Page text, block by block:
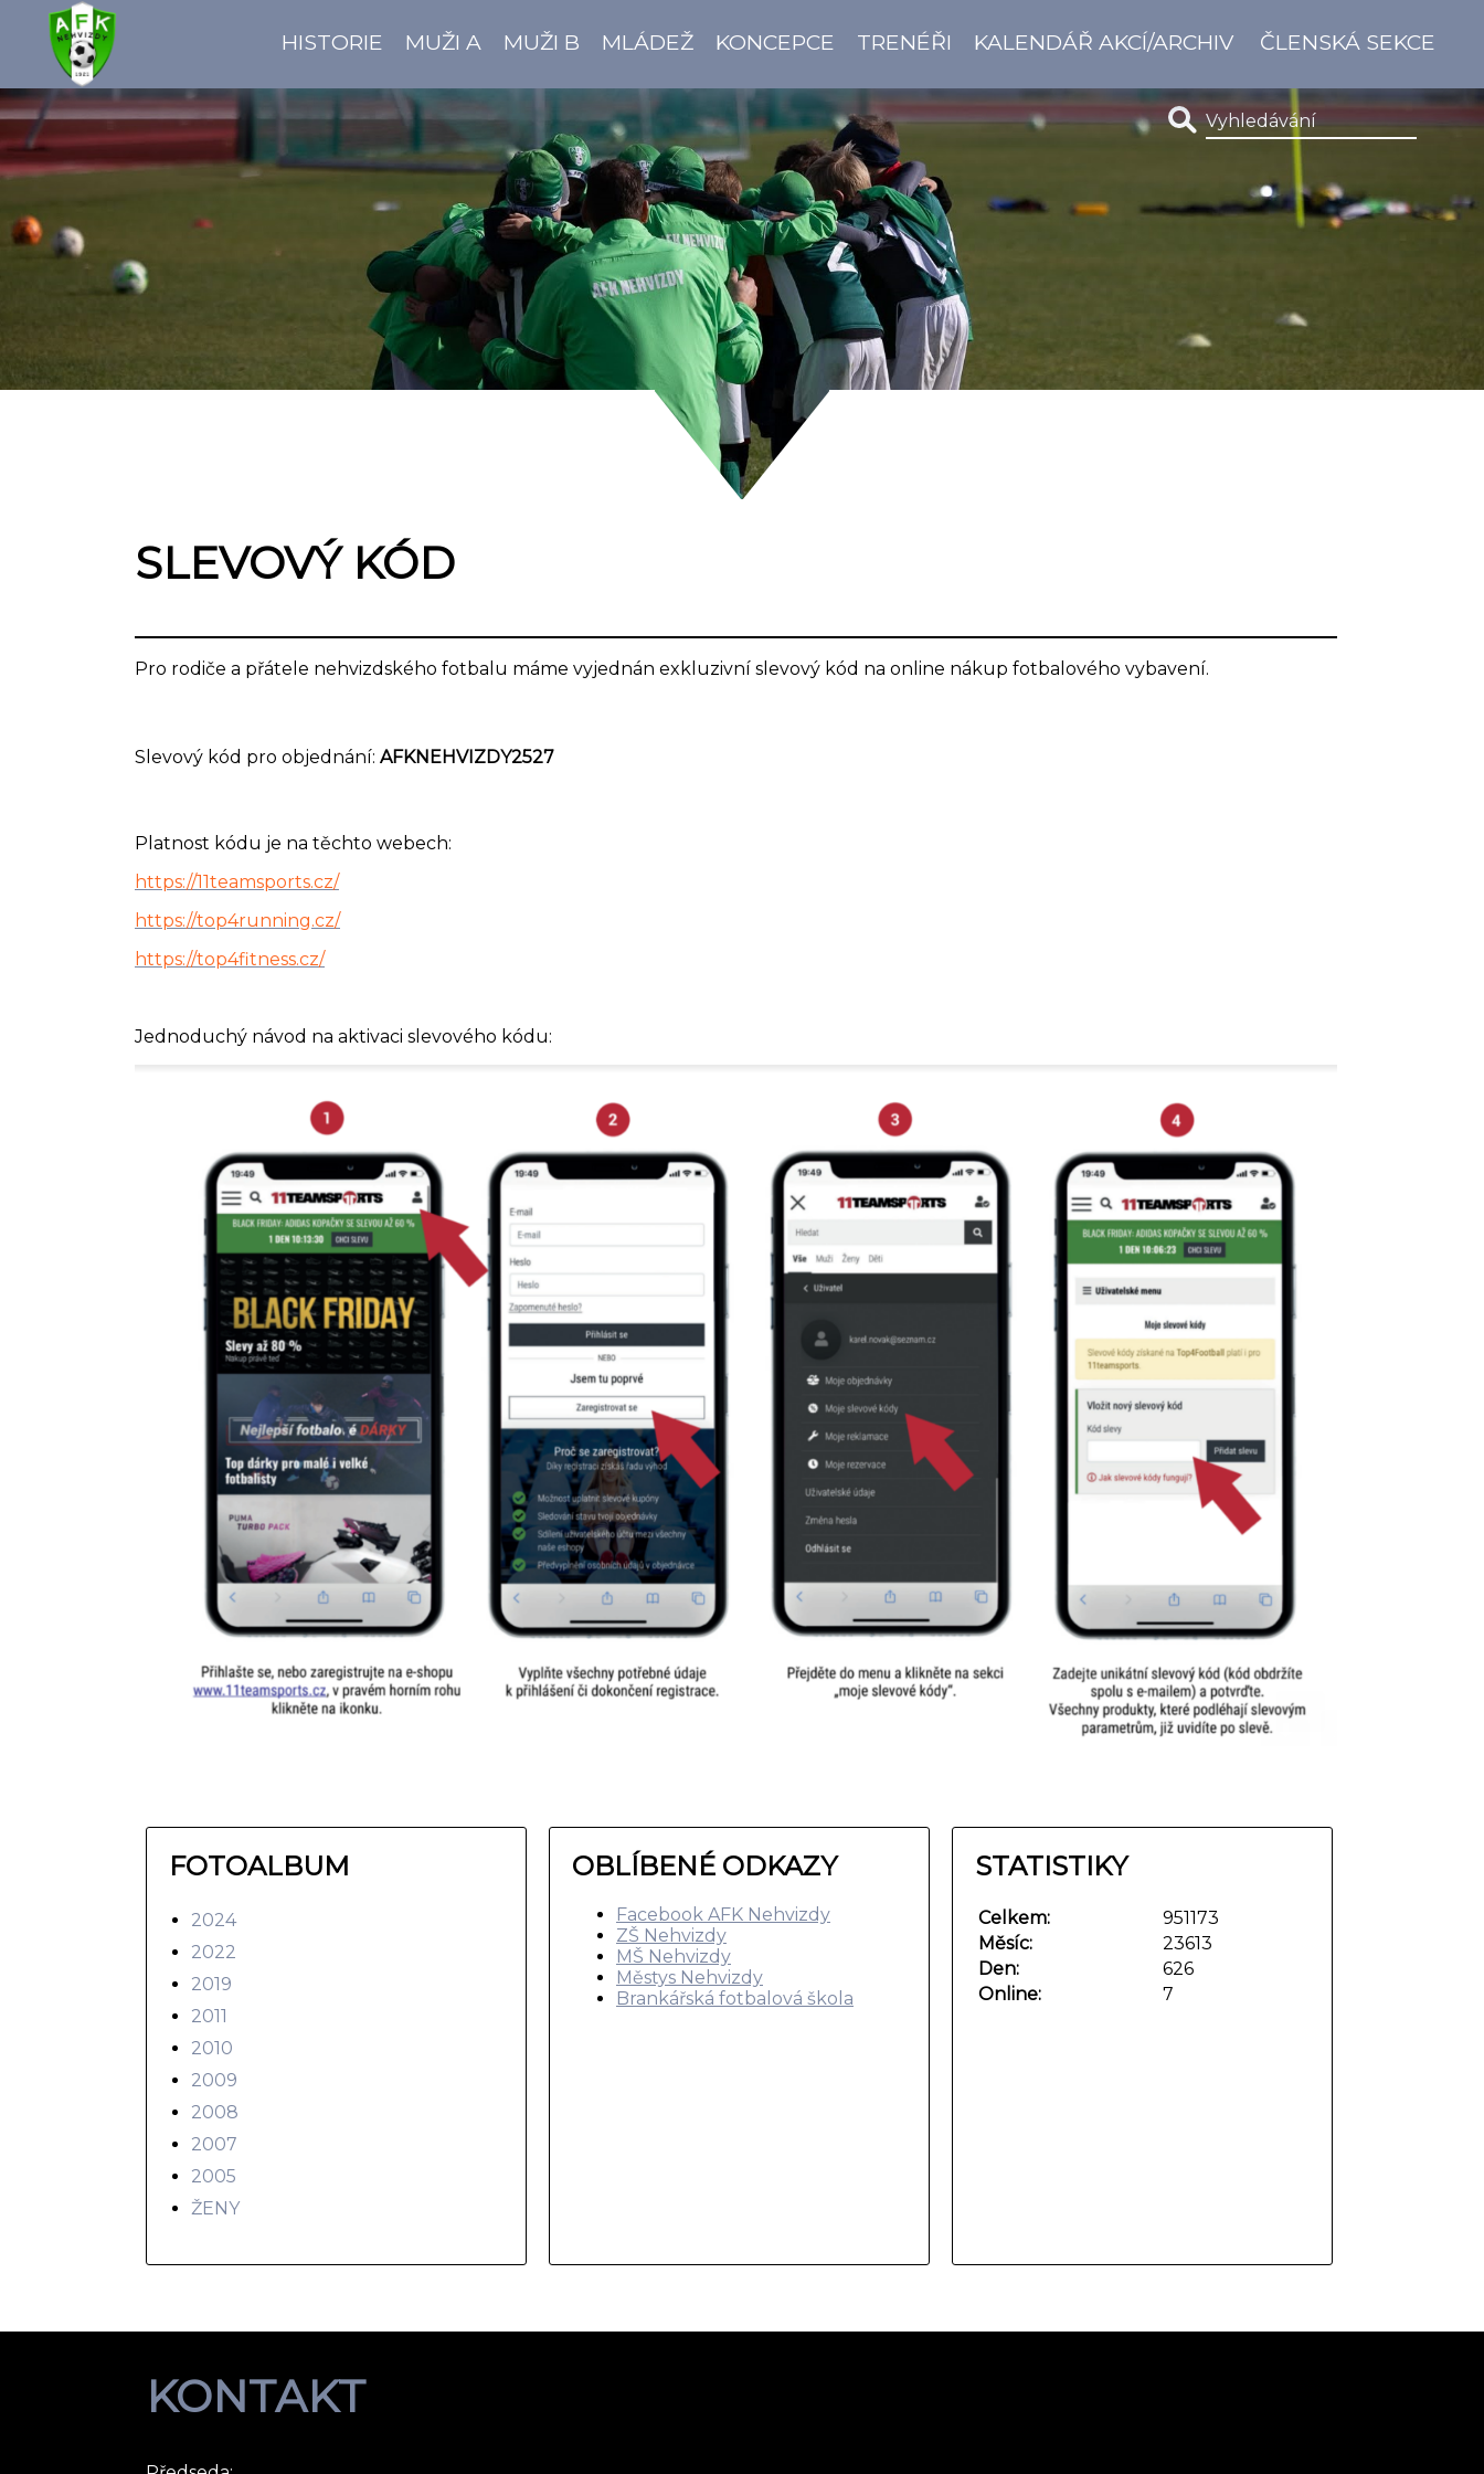
HISTORIE MUŽI A MUŽI B MLÁDEŽ KONCEPCE TRENÉŘI KALENDÁŘ AKCÍ/ARCHIV ČLENSKÁ SEKCE
SLEVOVÝ KÓD
Pro rodiče a přátele nehvizdského fotbalu máme vyjednán exkluzivní slevový kód na online nákup fotbalového vybavení.
Slevový kód pro objednání: AFKNEHVIZDY2527
Platnost kódu je na těchto webech:
https://11teamsports.cz/
https://top4running.cz/
https://top4fitness.cz/
Jednoduchý návod na aktivaci slevového kódu:
FOTOALBUM
2024
2022
2019
2011
2010
2009
2008
2007
2005
ŽENY
OBLÍBENÉ ODKAZY
Facebook AFK Nehvizdy
ZŠ Nehvizdy
MŠ Nehvizdy
Městys Nehvizdy
Brankářská fotbalová škola
STATISTIKY
Online: 7
Celkem:
951173
Měsíc:
23613
Den:
626
KONTAKT